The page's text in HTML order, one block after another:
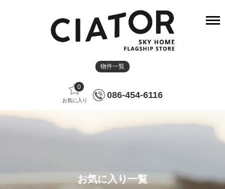
物件一覧
0
お気に入り
086-454-6116
お気に入り一覧